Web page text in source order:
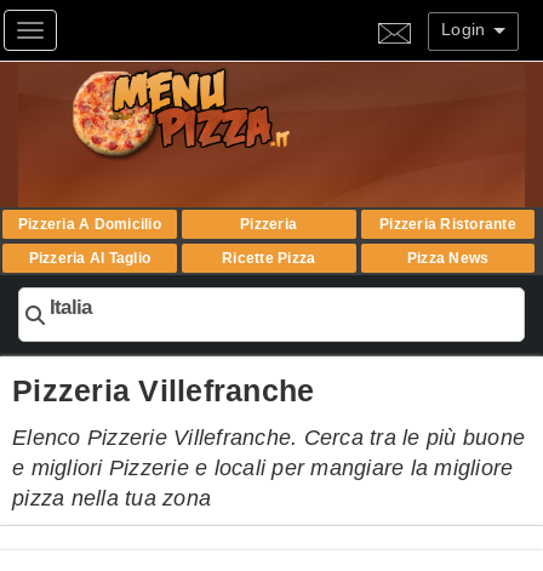
Toggle navigation Login
Pizzeria A Domicilio Pizzeria
Pizzeria Ristorante
Pizzeria Al Taglio
Ricette Pizza Pizza News
Italia
Pizzeria Villefranche
Elenco Pizzerie Villefranche. Cerca tra le più buone
e migliori Pizzerie e locali per mangiare la migliore
pizza nella tua zona